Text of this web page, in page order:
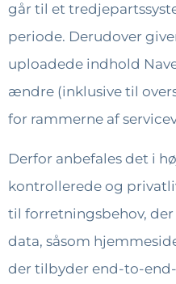
går til et
periode. Derudover
uploadede indhold
ændre (inklusive til
for rammerne af
Derfor anbefales det i
kontrollerede og
til forretningsbehov,
data, såsom
der tilbyder end-to-